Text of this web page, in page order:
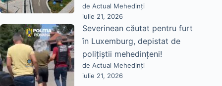
de Actual Mehedinți
iulie 21, 2026
Severinean căutat pentru furt
în Luxemburg, depistat de
polițiștii mehedințeni!
de Actual Mehedinți
iulie 21, 2026